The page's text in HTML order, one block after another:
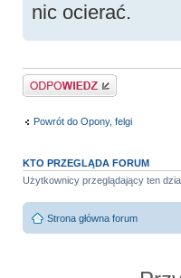
nic ocierać.
Odpowiedz
Powrót do Opony, felgi
KTO PRZEGLĄDA FORUM
Użytkownicy przeglądający ten
Strona główna forum